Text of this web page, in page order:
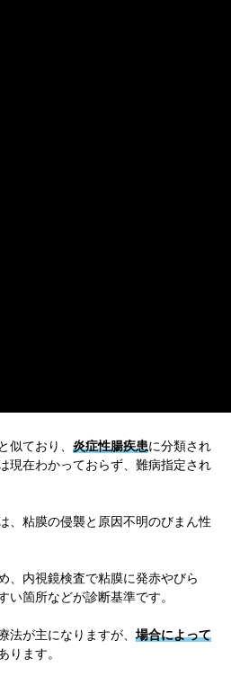
似ており、 炎症性腸疾患に分類され
現在わかっておらず、難病指定され
、粘膜の侵襲と原因不明のびまん性
、内視鏡検査で粘膜に発赤やびら
い箇所などが診断基準です。
法が主になりますが、 場合によって
ります。